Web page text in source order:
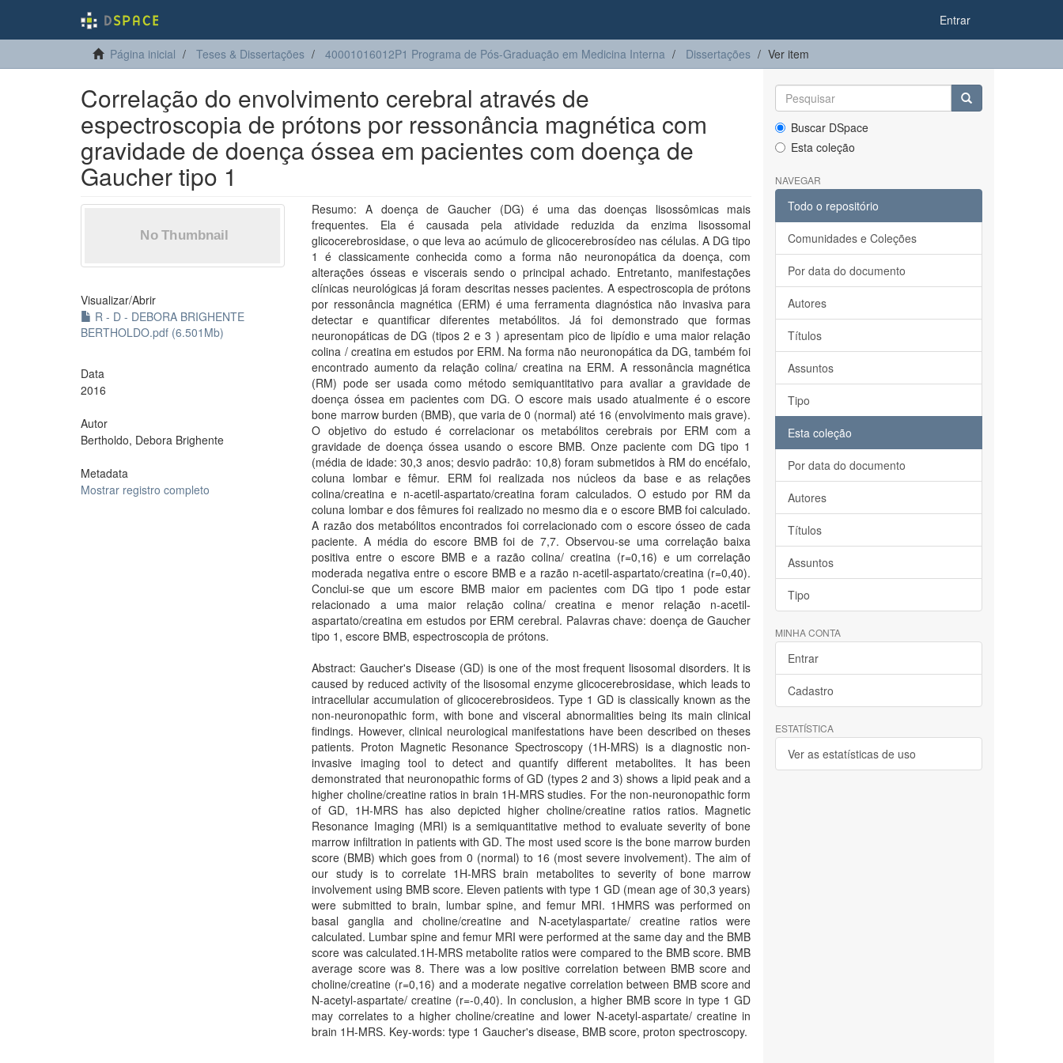
Entrar
Página inicial Teses & Dissertações 40001016012P1 Programa de Pós-Graduação em Medicina Interna Dissertações Ver item
Correlação do envolvimento cerebral através de
espectroscopia de prótons por ressonância magnética com
gravidade de doença óssea em pacientes com doença de
Gaucher tipo 1
Visualizar/Abrir
R - D - DEBORA BRIGHENTE
BERTHOLDO.pdf (6.501Mb)
Data
2016
Autor
Bertholdo, Debora Brighente
Metadata
Mostrar registro completo
Resumo: A doença de Gaucher (DG) é uma das doenças lisossômicas mais
frequentes. Ela é causada pela atividade reduzida da enzima lisossomal
glicocerebrosidase, o que leva ao acúmulo de glicocerebrosídeo nas células. A DG tipo
1 é classicamente conhecida como a forma não neuronopática da doença, com
alterações ósseas e viscerais sendo o principal achado. Entretanto, manifestações
clínicas neurológicas já foram descritas nesses pacientes. A espectroscopia de prótons
por ressonância magnética (ERM) é uma ferramenta diagnóstica não invasiva para
detectar e quantificar diferentes metabólitos. Já foi demonstrado que formas
neuronopáticas de DG (tipos 2 e 3 ) apresentam pico de lipídio e uma maior relação
colina / creatina em estudos por ERM. Na forma não neuronopática da DG, também foi
encontrado aumento da relação colina/ creatina na ERM. A ressonância magnética
(RM) pode ser usada como método semiquantitativo para avaliar a gravidade de
doença óssea em pacientes com DG. O escore mais usado atualmente é o escore
bone marrow burden (BMB), que varia de 0 (normal) até 16 (envolvimento mais grave).
O objetivo do estudo é correlacionar os metabólitos cerebrais por ERM com a
gravidade de doença óssea usando o escore BMB. Onze paciente com DG tipo 1
(média de idade: 30,3 anos; desvio padrão: 10,8) foram submetidos à RM do encéfalo,
coluna lombar e fêmur. ERM foi realizada nos núcleos da base e as relações
colina/creatina e n-acetil-aspartato/creatina foram calculados. O estudo por RM da
coluna lombar e dos fêmures foi realizado no mesmo dia e o escore BMB foi calculado.
A razão dos metabólitos encontrados foi correlacionado com o escore ósseo de cada
paciente. A média do escore BMB foi de 7,7. Observou-se uma correlação baixa
positiva entre o escore BMB e a razão colina/ creatina (r=0,16) e um correlação
moderada negativa entre o escore BMB e a razão n-acetil-aspartato/creatina (r=0,40).
Conclui-se que um escore BMB maior em pacientes com DG tipo 1 pode estar
relacionado a uma maior relação colina/ creatina e menor relação n-acetil-
aspartato/creatina em estudos por ERM cerebral. Palavras chave: doença de Gaucher
tipo 1, escore BMB, espectroscopia de prótons.
Abstract: Gaucher's Disease (GD) is one of the most frequent lisosomal disorders. It is
caused by reduced activity of the lisosomal enzyme glicocerebrosidase, which leads to
intracellular accumulation of glicocerebrosideos. Type 1 GD is classically known as the
non-neuronopathic form, with bone and visceral abnormalities being its main clinical
findings. However, clinical neurological manifestations have been described on theses
patients. Proton Magnetic Resonance Spectroscopy (1H-MRS) is a diagnostic non-
invasive imaging tool to detect and quantify different metabolites. It has been
demonstrated that neuronopathic forms of GD (types 2 and 3) shows a lipid peak and a
higher choline/creatine ratios in brain 1H-MRS studies. For the non-neuronopathic form
of GD, 1H-MRS has also depicted higher choline/creatine ratios ratios. Magnetic
Resonance Imaging (MRI) is a semiquantitative method to evaluate severity of bone
marrow infiltration in patients with GD. The most used score is the bone marrow burden
score (BMB) which goes from 0 (normal) to 16 (most severe involvement). The aim of
our study is to correlate 1H-MRS brain metabolites to severity of bone marrow
involvement using BMB score. Eleven patients with type 1 GD (mean age of 30,3 years)
were submitted to brain, lumbar spine, and femur MRI. 1HMRS was performed on
basal ganglia and choline/creatine and N-acetylaspartate/ creatine ratios were
calculated. Lumbar spine and femur MRI were performed at the same day and the BMB
score was calculated.1H-MRS metabolite ratios were compared to the BMB score. BMB
average score was 8. There was a low positive correlation between BMB score and
choline/creatine (r=0,16) and a moderate negative correlation between BMB score and
N-acetyl-aspartate/ creatine (r=-0,40). In conclusion, a higher BMB score in type 1 GD
may correlates to a higher choline/creatine and lower N-acetyl-aspartate/ creatine in
brain 1H-MRS. Key-words: type 1 Gaucher's disease, BMB score, proton spectroscopy.
Buscar DSpace
Esta coleção
NAVEGAR
Todo o repositório
Comunidades e Coleções
Por data do documento
Autores
Títulos
Assuntos
Tipo
Esta coleção
Por data do documento
Autores
Títulos
Assuntos
Tipo
MINHA CONTA
Entrar
Cadastro
ESTATÍSTICA
Ver as estatísticas de uso